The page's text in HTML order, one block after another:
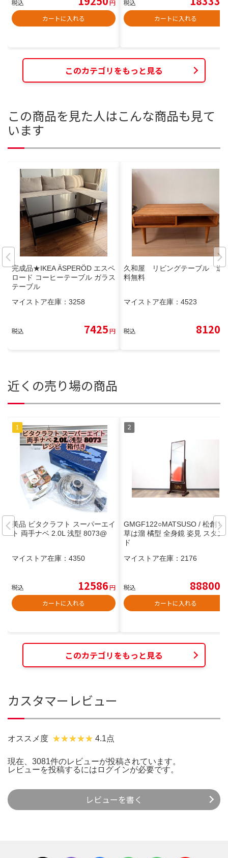
税込
円
カートに入れる
税込
カートに入れる
このカテゴリをもっと見る
この商品を見た人はこんな商品も見て
います
完成品★IKEA ÄSPERÖD エスペ
ロード コーヒーテーブル ガラス
テーブル
マイストア在庫： 3258
税込 7425円
久和屋 リビングテーブル 送
料無料
マイストア在庫： 4523
税込 8120
近くの売り場の商品
美品 ビタクラフト スーパーエイ
ト 両手ナベ 2.0L 浅型 8073@
マイストア在庫： 4350
税込 12586円
カートに入れる
GMGF122○MATSUSO / 松創 秋
草は溜 橘型 全身鏡 姿見 スタン
ド
マイストア在庫： 2176
税込 88800
カートに入れる
このカテゴリをもっと見る
カスタマーレビュー
オススメ度 4.1点
現在、3081件のレビューが投稿されています。
レビューを投稿するには ログインが必要です。
レビューを書く